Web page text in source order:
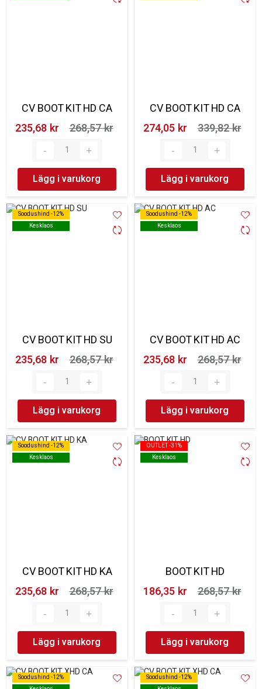
CV BOOT KIT HD CA
235,68 kr‎
268,57 kr‎
Lägg i varukorg
CV BOOT KIT HD CA
274,05 kr‎
339,82 kr‎
Lägg i varukorg
Soodushind -12%
Kesklaos
Soodushind -12%
Kesklaos
CV BOOT KIT HD SU
235,68 kr‎
268,57 kr‎
Lägg i varukorg
Soodushind -12%
Kesklaos
Soodushind -12%
Kesklaos
CV BOOT KIT HD AC
235,68 kr‎
268,57 kr‎
Lägg i varukorg
Soodushind -12%
Kesklaos
Soodushind -12%
Kesklaos
CV BOOT KIT HD KA
235,68 kr‎
268,57 kr‎
Lägg i varukorg
OUTLET -31%
Kesklaos
OUTLET -31%
Kesklaos
BOOT KIT HD
186,35 kr‎
268,57 kr‎
Lägg i varukorg
Soodushind -12%
Soodushind -12%
Soodushind -12%
Soodushind -12%